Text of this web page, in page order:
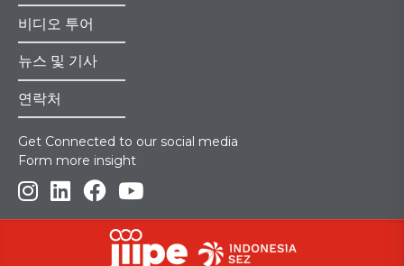
비디오 투어
뉴스 및 기사
연락처
Get Connected to our social media
Form more insight